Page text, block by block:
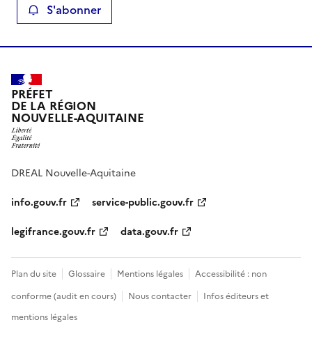
S'abonner
PRÉFET
DE LA RÉGION
NOUVELLE-AQUITAINE
DREAL Nouvelle-Aquitaine
info.gouv.fr
service-public.gouv.fr
legifrance.gouv.fr
data.gouv.fr
Plan du site Glossaire Mentions légales
Accessibilité : non
conforme (audit en cours)
Nous contacter
Infos éditeurs et
mentions légales